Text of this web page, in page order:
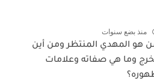
منذ بضع سنوات
هو المهدي المنتظر ومن أين
وما هي صفاته وعلامات